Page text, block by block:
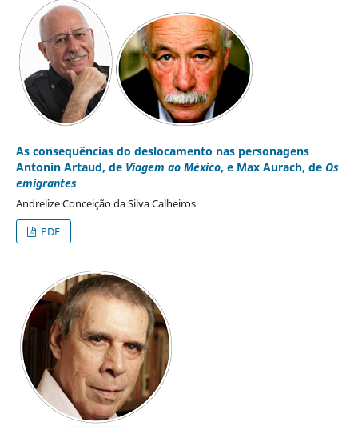
As consequências do deslocamento nas personagens
Antonin Artaud, de Viagem ao México, e Max Aurach, de Os
emigrantes
Andrelize Conceição da Silva Calheiros
PDF